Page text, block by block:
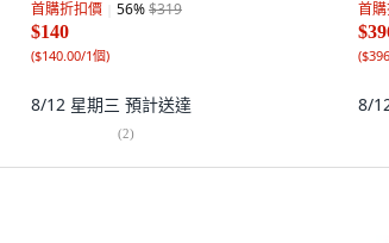
首購折扣價 56%$319
$140
($140.00/1個)
8/12 星期三 預計送達
(2)
首
(
8/